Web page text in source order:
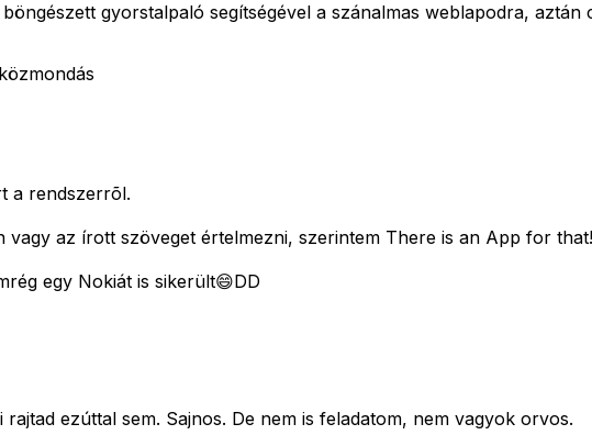
gyorstalpaló segítségével a szánalmas weblapodra, aztán
a rendszerrõl.
az írott szöveget értelmezni, szerintem There is an App for
egy Nokiát is sikerült😄DD
ezúttal sem. Sajnos. De nem is feladatom, nem vagyok orvos.